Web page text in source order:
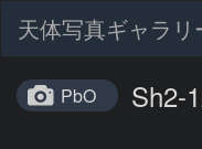
天体写真ギャラリ
PbO Sh2-